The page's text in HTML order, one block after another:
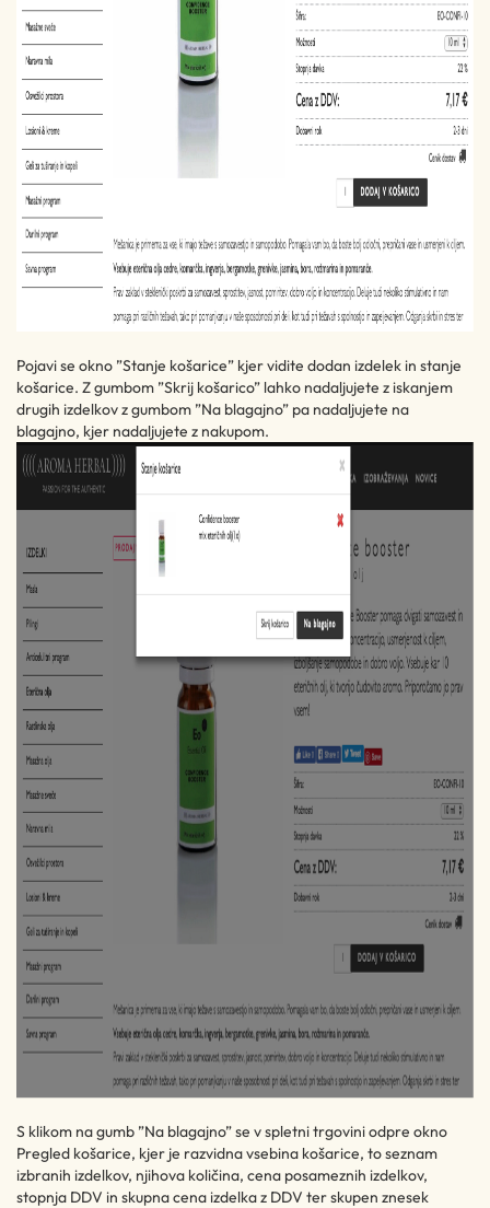
Pojavi se okno ”Stanje košarice” kjer vidite dodan izdelek in stanje
košarice. Z gumbom ”Skrij košarico” lahko nadaljujete z iskanjem
drugih izdelkov z gumbom ”Na blagajno” pa nadaljujete na
blagajno, kjer nadaljujete z nakupom.
S klikom na gumb ”Na blagajno” se v spletni trgovini odpre okno
Pregled košarice, kjer je razvidna vsebina košarice, to seznam
izbranih izdelkov, njihova količina, cena posameznih izdelkov,
stopnja DDV in skupna cena izdelka z DDV ter skupen znesek